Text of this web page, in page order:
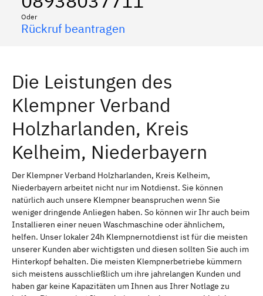
Oder
Rückruf beantragen
Die Leistungen des
Klempner Verband
Holzharlanden, Kreis
Kelheim, Niederbayern
Der Klempner Verband Holzharlanden, Kreis Kelheim,
Niederbayern arbeitet nicht nur im Notdienst. Sie können
natürlich auch unsere Klempner beanspruchen wenn Sie
weniger dringende Anliegen haben. So können wir Ihr auch beim
Installieren einer neuen Waschmaschine oder ähnlichem,
helfen. Unser lokaler 24h Klempnernotdienst ist für die meisten
unserer Kunden aber wichtigsten und diesen sollten Sie auch im
Hinterkopf behalten. Die meisten Klempnerbetriebe kümmern
sich meistens ausschließlich um ihre jahrelangen Kunden und
haben gar keine Kapazitäten um Ihnen aus Ihrer Notlage zu